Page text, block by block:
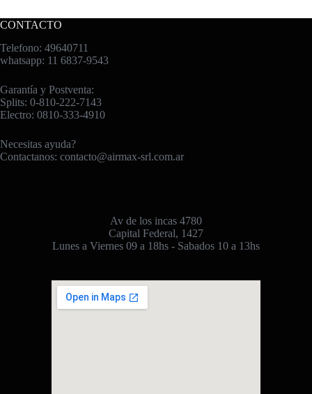
CONTACTO
Telefono: 49640711
whatsapp: 11 6837-9543
Garantía y Postventa:
Splits: 0-810-222-7143
Electro: 0810-333-4910
Necesitas ayuda?
Contactanos: contacto@airmax-srl.com.ar
Av de los incas 4780
Capital Federal, 1427
Lunes a Viernes 09 a 18hs - Sabados 10 a 13hs